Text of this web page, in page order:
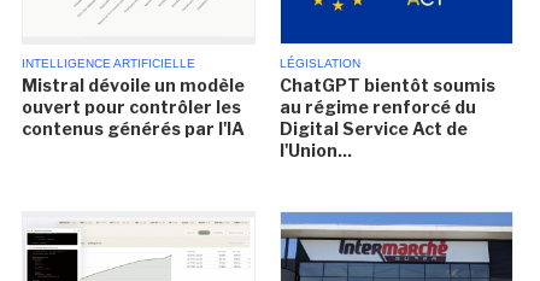
INTELLIGENCE ARTIFICIELLE
Mistral dévoile un modèle
ouvert pour contrôler les
contenus générés par l'IA
LÉGISLATION
ChatGPT bientôt soumis
au régime renforcé du
Digital Service Act de
l'Union...